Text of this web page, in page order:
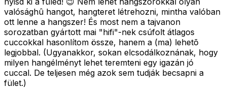
valósághû hangot, hangteret létrehozni, mintha valóban
ott lenne a hangszer! És most nem a tajvanon
sorozatban gyártott mai "hifi"-nek csúfolt átlagos
cuccokkal hasonlítom össze, hanem a (ma) lehetõ
legjobbal. (Ugyanakkor, sokan elcsodálkoznának, hogy
milyen hangélményt lehet teremteni egy igazán jó
cuccal. De teljesen még azok sem tudják becsapni a
fület.)